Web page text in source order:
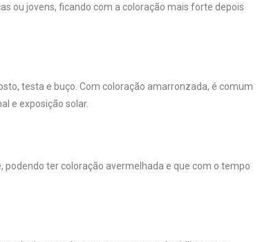
ou jovens, ficando com a coloração mais forte depois
testa e buço. Com coloração amarronzada, é comum
e exposição solar.
ter coloração avermelhada e que com o tempo